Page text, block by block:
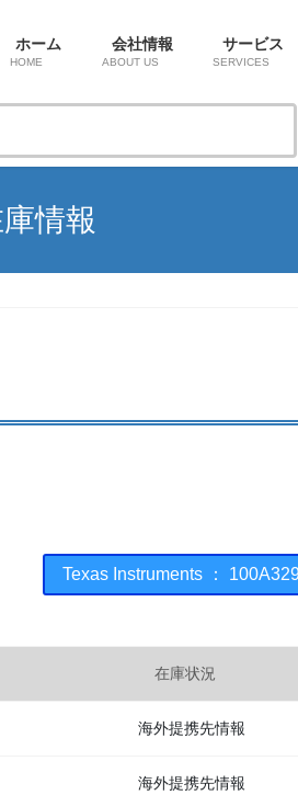
ホーム
HOME
会社情報
ABOUT US
サービス
SERVICES
情報
Texas Instruments ：
在庫状況
海外提携先情報
海外提携先情報